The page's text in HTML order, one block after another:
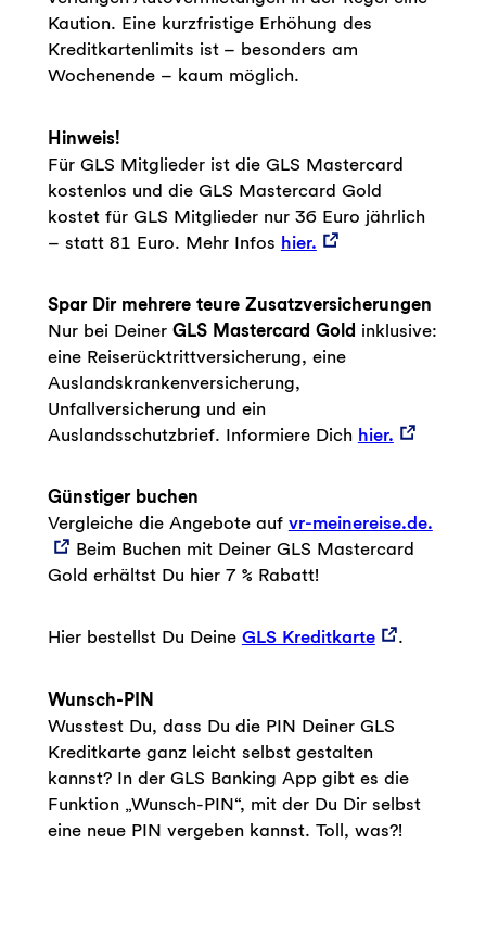
Kaution. Eine kurzfristige Erhöhung des
Kreditkartenlimits ist – besonders am
Wochenende – kaum möglich.
Hinweis!
Für GLS Mitglieder ist die GLS Mastercard
kostenlos und die GLS Mastercard Gold
kostet für GLS Mitglieder nur 36 Euro jährlich
– statt 81 Euro. Mehr Infos hier.
Spar Dir mehrere teure Zusatzversicherungen
Nur bei Deiner GLS Mastercard Gold inklusive:
eine Reiserücktrittversicherung, eine
Auslandskrankenversicherung,
Unfallversicherung und ein
Auslandsschutzbrief. Informiere Dich hier.
Günstiger buchen
Vergleiche die Angebote auf vr-meinereise.de.
Beim Buchen mit Deiner GLS Mastercard
Gold erhältst Du hier 7 % Rabatt!
Hier bestellst Du Deine GLS Kreditkarte .
Wunsch-PIN
Wusstest Du, dass Du die PIN Deiner GLS
Kreditkarte ganz leicht selbst gestalten
kannst? In der GLS Banking App gibt es die
Funktion „Wunsch-PIN“, mit der Du Dir selbst
eine neue PIN vergeben kannst. Toll, was?!